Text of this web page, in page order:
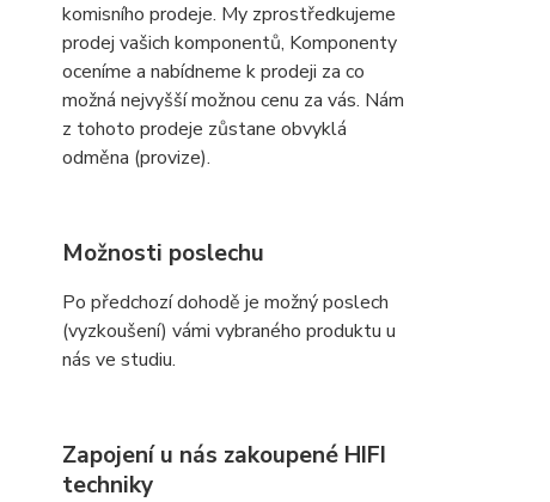
komisního prodeje. My zprostředkujeme
prodej vašich komponentů, Komponenty
oceníme a nabídneme k prodeji za co
možná nejvyšší možnou cenu za vás. Nám
z tohoto prodeje zůstane obvyklá
odměna (provize).
Možnosti poslechu
Po předchozí dohodě je možný poslech
(vyzkoušení) vámi vybraného produktu u
nás ve studiu.
Zapojení u nás zakoupené HIFI
techniky